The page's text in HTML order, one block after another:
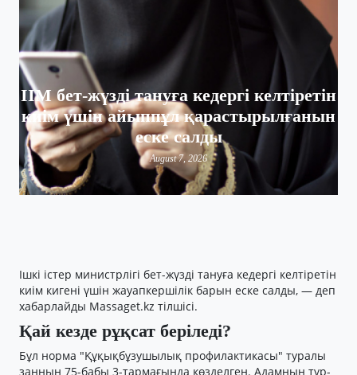
ІІМ бет-жүзді тануға кедергі келтіретін
киім үшін айыппұл қарастырылғанын
еске салды
August 7, 2026
Ішкі істер министрлігі бет-жүзді тануға кедергі келтіретін
киім кигені үшін жауапкершілік барын еске салды, — деп
хабарлайды Massaget.kz тілшісі.
Қай кезде рұқсат беріледі?
Бұл норма "Құқықбұзушылық профилактикасы" туралы
заңның 75-бабы 3-тармағында көзделген. Адамның түр-